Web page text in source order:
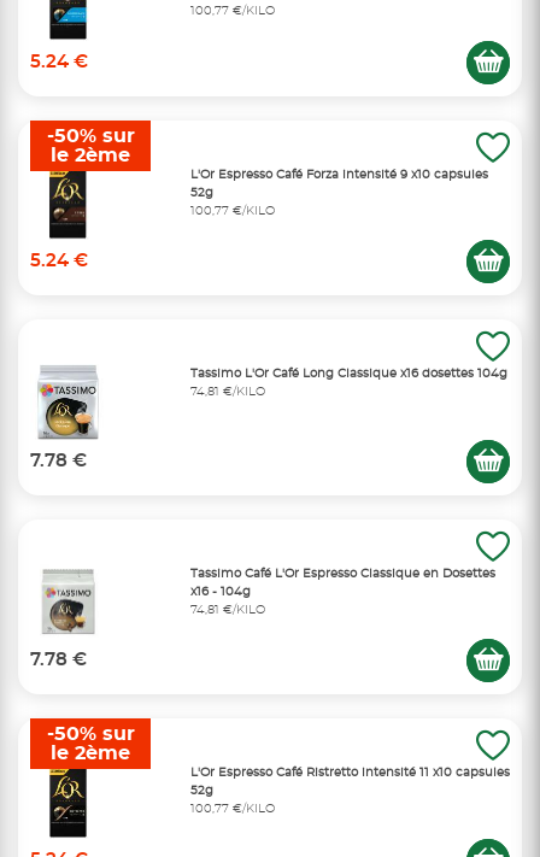
100,77 €/KILO
5.24 €
L'Or Espresso Café Forza intensité 9 x10 capsules
52g
100,77 €/KILO
5.24 €
-50% sur
le 2ème
Tassimo L'Or Café Long Classique x16 dosettes 104g
74,81 €/KILO
7.78 €
Tassimo Café L'Or Espresso Classique en Dosettes
x16 - 104g
74,81 €/KILO
7.78 €
L'Or Espresso Café Ristretto intensité 11 x10 capsules
52g
100,77 €/KILO
-50% sur
le 2ème